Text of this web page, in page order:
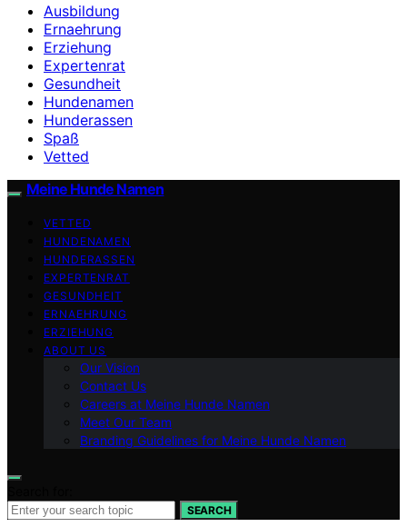
Ausbildung
Ernaehrung
Erziehung
Expertenrat
Gesundheit
Hundenamen
Hunderassen
Spaß
Vetted
Meine Hunde Namen
VETTED
HUNDENAMEN
HUNDERASSEN
EXPERTENRAT
GESUNDHEIT
ERNAEHRUNG
ERZIEHUNG
ABOUT US
Our Vision
Contact Us
Careers at Meine Hunde Namen
Meet Our Team
Branding Guidelines for Meine Hunde Namen
SEARCH